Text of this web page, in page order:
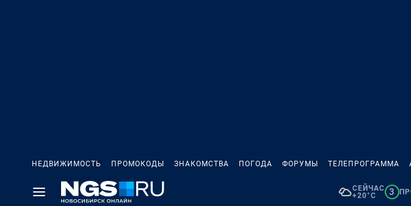
НЕДВИЖИМОСТЬ ПРОМОКОДЫ ЗНАКОМСТВА ПОГОДА ФОРУМЫ ТЕЛЕПРОГРАММА
СЕЙЧАС
+20°C
3